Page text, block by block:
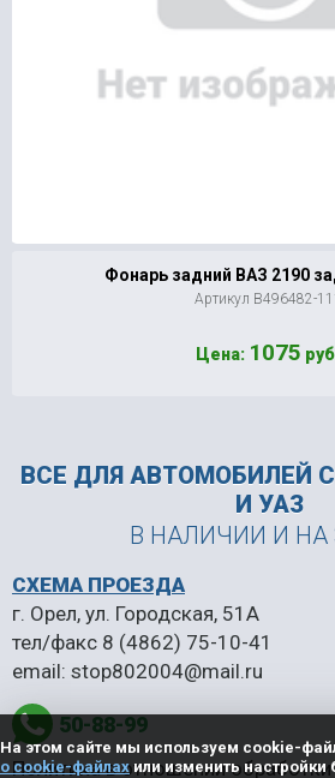
Фонарь задний ВАЗ 2190
Артикул В496482-
Цена: 1075
ВСЕ ДЛЯ АВТОМОБИЛЕЙ
И УАЗ
В НАЛИЧИИ И НА
50-88-99
СХЕМА ПРОЕЗДА
г. Орел, ул. Городская, 51А
тел/факс 8 (4862) 75-10-41
email: stop802004@mail.ru
Политика в отношении
На этом сайте мы используем cookie-
о cookie-файлахили изменить